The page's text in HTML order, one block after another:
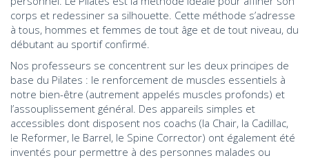
corps et redessiner sa silhouette. Cette méthode s’adresse
à tous, hommes et femmes de tout âge et de tout niveau, du
débutant au sportif confirmé.
Nos professeurs se concentrent sur les deux principes de
base du Pilates : le renforcement de muscles essentiels à
notre bien-être (autrement appelés muscles profonds) et
l’assouplissement général. Des appareils simples et
accessibles dont disposent nos coachs (la Chair, la Cadillac,
le Reformer, le Barrel, le Spine Corrector) ont également été
inventés pour permettre à des personnes malades ou